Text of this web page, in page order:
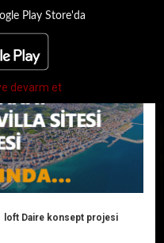
Play Store'da
devarm et
ŞARTLAR DEĞİŞTİ
loft Daire konsept projesi